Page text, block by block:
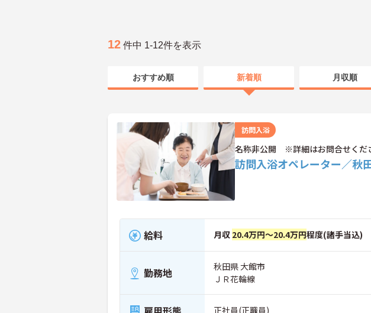
12 件中 1-12件を表示
おすすめ順 新着順 月収順
訪問入浴
名称非公開 ※詳細はお問合せくだ
訪問入浴オペレーター／秋
給料 月収 20.4万円～20.4万円程度(諸手当込)
勤務地
秋田県 大館市
ＪＲ花輪線
正社員(正職員)